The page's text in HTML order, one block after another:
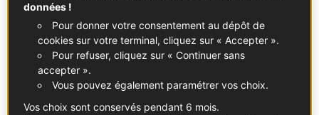
AOP Chinon
Voir la fiche
AOP Muscadet
Voir la fiche
Dans son histoire, le vignoble français a été traversé par
des crises, des rebonds, des désastres liés aux maladies
données !
Pour donner votre consentement au dépôt de
cookies sur votre terminal, cliquez sur « Accepter ».
Pour refuser, cliquez sur « Continuer sans
accepter ».
Vous pouvez également paramétrer vos choix.
Vos choix sont conservés pendant 6 mois.